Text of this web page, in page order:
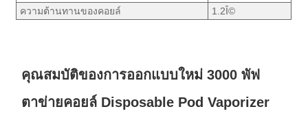
ความต้านทานของคอยล์
1.2Î©
คุณสมบัติของการออกแบบใหม่ 3000 พัฟ
ตาข่ายคอยล์ Disposable Pod Vaporizer